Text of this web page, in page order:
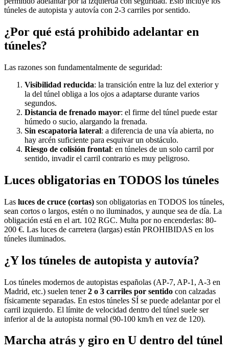
túneles de autopista y autovía con 2-3 carriles por sentido.
¿Por qué está prohibido adelantar en
túneles?
Las razones son fundamentalmente de seguridad:
Visibilidad reducida: la transición entre la luz del exterior y
la del túnel obliga a los ojos a adaptarse durante varios
segundos.
Distancia de frenado mayor: el firme del túnel puede estar
húmedo o sucio, alargando la frenada.
Sin escapatoria lateral: a diferencia de una vía abierta, no
hay arcén suficiente para esquivar un obstáculo.
Riesgo de colisión frontal: en túneles de un solo carril por
sentido, invadir el carril contrario es muy peligroso.
Luces obligatorias en TODOS los túneles
Las luces de cruce (cortas) son obligatorias en TODOS los túneles,
sean cortos o largos, estén o no iluminados, y aunque sea de día. La
obligación está en el art. 102 RGC. Multa por no encenderlas: 80-
200 €. Las luces de carretera (largas) están PROHIBIDAS en los
túneles iluminados.
¿Y los túneles de autopista y autovía?
Los túneles modernos de autopistas españolas (AP-7, AP-1, A-3 en
Madrid, etc.) suelen tener2 o 3 carriles por sentido con calzadas
físicamente separadas. En estos túneles SÍ se puede adelantar por el
carril izquierdo. El límite de velocidad dentro del túnel suele ser
inferior al de la autopista normal (90-100 km/h en vez de 120).
Marcha atrás y giro en U dentro del túnel